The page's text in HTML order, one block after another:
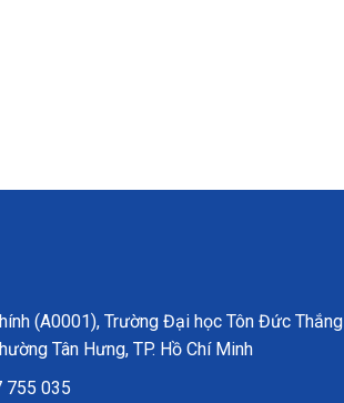
(A0001), Trường Đại học Tôn Đức Thắng
Tân Hưng, TP. Hồ Chí Minh
755 035